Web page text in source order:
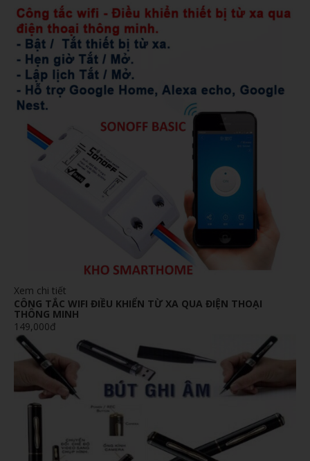
Xem chi tiết
CÔNG TẮC WIFI ĐIỀU KHIỂN TỪ XA QUA ĐIỆN THOẠI
THÔNG MINH
149,000đ